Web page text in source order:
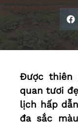
Được thiên
quan tươi
lịch hấp
đa sắc